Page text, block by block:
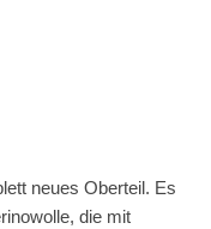
neues Oberteil. Es
die mit